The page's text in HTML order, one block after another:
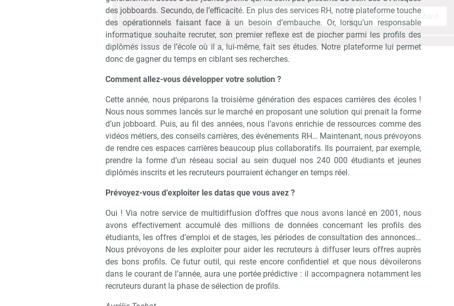
des jobboards. Secundo, de l’efficacité. En plus des services RH, notre plateforme touche
des opérationnels faisant face à un besoin d’embauche. Or, lorsqu’un responsable
informatique souhaite recruter, son premier reflexe est de piocher parmi les profils des
diplômés issus de l’école où il a, lui-même, fait ses études. Notre plateforme lui permet
donc de gagner du temps en ciblant ses recherches.
Comment allez-vous développer votre solution ?
Cette année, nous préparons la troisième génération des espaces carrières des écoles !
Nous nous sommes lancés sur le marché en proposant une solution qui prenait la forme
d’un jobboard. Puis, au fil des années, nous l’avons enrichie de ressources comme des
vidéos métiers, des conseils carrières, des événements RH… Maintenant, nous prévoyons
de rendre ces espaces carrières beaucoup plus collaboratifs. Ils pourraient, par exemple,
prendre la forme d’un réseau social au sein duquel nos 240 000 étudiants et jeunes
diplômés inscrits et les recruteurs pourraient échanger en temps réel.
Prévoyez-vous d’exploiter les datas que vous avez ?
Oui ! Via notre service de multidiffusion d’offres que nous avons lancé en 2001, nous
avons effectivement accumulé des millions de données concernant les profils des
étudiants, les offres d’emploi et de stages, les périodes de consultation des annonces…
Nous prévoyons de les exploiter pour aider les recruteurs à diffuser leurs offres auprès
des bons profils. Ce futur outil, qui reste encore confidentiel et que nous dévoilerons
dans le courant de l’année, aura une portée prédictive : il accompagnera notamment les
recruteurs durant la phase de sélection de profils.
Non merci, je reçois déjà ! Je déciderai plus tard